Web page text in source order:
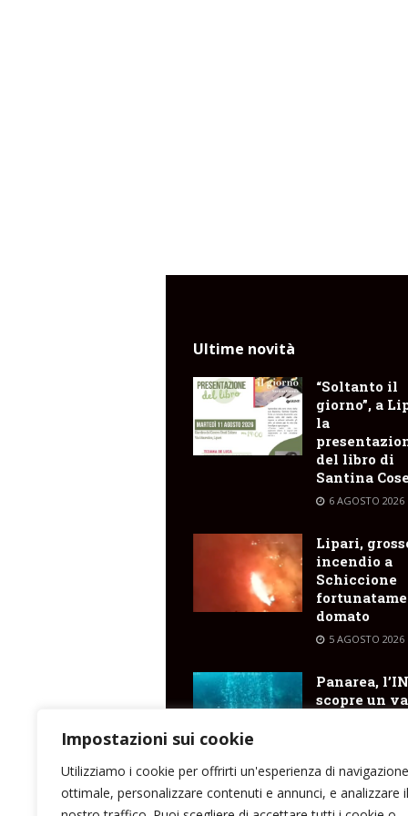
Impostazioni sui cookie
Utilizziamo i cookie per offrirti un'esperienza di navigazione
ottimale, personalizzare contenuti e annunci, e analizzare il
Ultime novità
“Soltanto il
giorno”, a
la
del libro di
Santina
6 AGOSTO 2026
Lipari,
incendio a
Schiccione
domato
5 AGOSTO 2026
Panarea,
scopre un
5 AGOSTO 2026